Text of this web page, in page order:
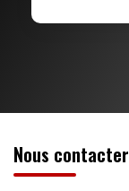
Nous contacter